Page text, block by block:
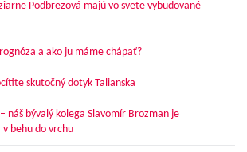
Podbrezová majú vo svete vybudované
a ako ju máme chápať?
skutočný dotyk Talianska
náš bývalý kolega Slavomír Brozman je
behu do vrchu